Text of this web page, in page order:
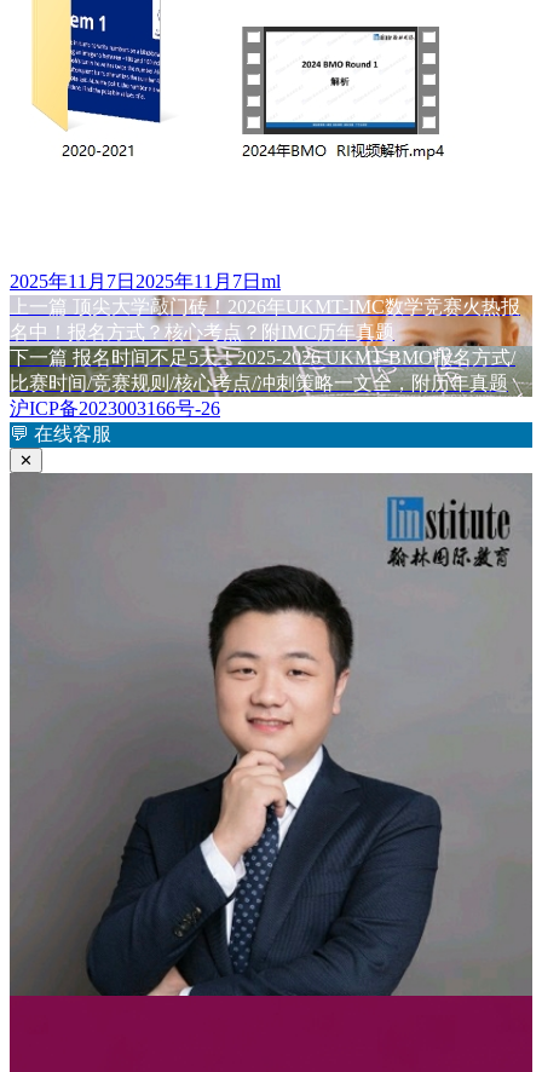
发
布
于
2025年11月7日 2025年11月7日 作
者
ml
文
章
导
航
上一篇 上
篇
文
章：
顶尖大学敲门砖！2026年UKMT-IMC数学竞赛火热报
名中！报名方式？核心考点？附IMC历年真题
下一篇 下
篇
文
章：
报名时间不足5天！2025-2026 UKMT-BMO报名方式/
比赛时间/竞赛规则/核心考点/冲刺策略一文全，附历年真题
沪ICP备2023003166号-26
💬 在线客服
✕